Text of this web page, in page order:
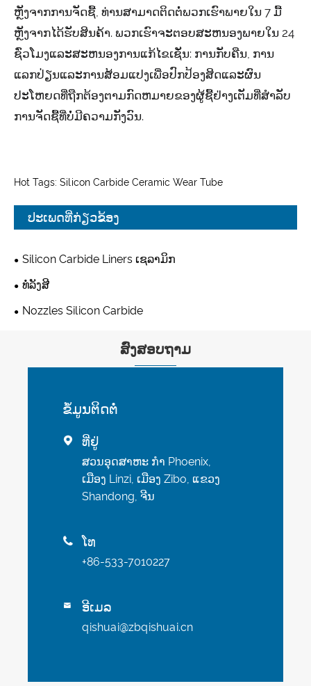
ຫຼັງຈາກການຈັດຊື້, ທ່ານສາມາດຕິດຕໍ່ພວກເຮົາພາຍໃນ 7 ມື້
ຫຼັງຈາກໄດ້ຮັບສິນຄ້າ. ພວກເຮົາຈະຕອບສະຫນອງພາຍໃນ 24
ຊົ່ວໂມງແລະສະຫນອງການແກ້ໄຂເຊັ່ນ: ການກັບຄືນ, ການ
ແລກປ່ຽນແລະການສ້ອມແປງເພື່ອປົກປ້ອງສິດແລະຜົນ
ປະໂຫຍດທີ່ຖືກຕ້ອງຕາມກົດຫມາຍຂອງຜູ້ຊື້ຢ່າງເຕັມທີ່ສໍາລັບ
ການຈັດຊື້ທີ່ບໍ່ມີຄວາມກັງວົນ.
Hot Tags: Silicon Carbide Ceramic Wear Tube
ປະເພດທີ່ກ່ຽວຂ້ອງ
Silicon Carbide Liners ເຊລາມິກ
ທໍ່ລັງສີ
Nozzles Silicon Carbide
ສົ່ງສອບຖາມ
ຂໍ້​ມູນ​ຕິດ​ຕໍ່
 ທີ່ຢູ່
ສວນອຸດສາຫະ ກຳ Phoenix,
ເມືອງ Linzi, ເມືອງ Zibo, ແຂວງ
Shandong, ຈີນ
 ໂທ
+86-533-7010227
 ອີເມລ
qishuai@zbqishuai.cn